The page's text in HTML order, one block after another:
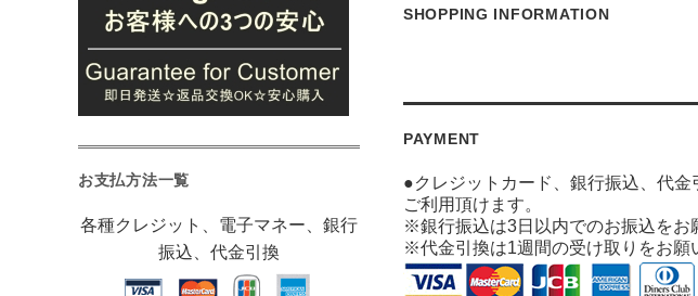
SHOPPING INFORMATION
PAYMENT
●クレジットカード、銀行振込、代金
ご利用頂けます。
※銀行振込は3日以内でのお振込をお
※代金引換は1週間の受け取りをお願
お支払方法一覧
各種クレジット、電子マネー、銀行
振込、代金引換